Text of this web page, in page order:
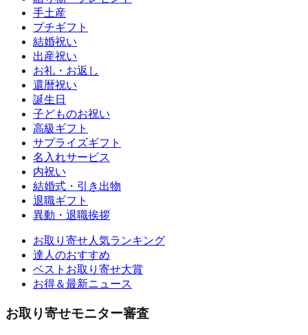
手土産
プチギフト
結婚祝い
出産祝い
お礼・お返し
還暦祝い
誕生日
子どものお祝い
高級ギフト
サプライズギフト
名入れサービス
内祝い
結婚式・引き出物
退職ギフト
異動・退職挨拶
お取り寄せ人気ランキング
達人のおすすめ
ベストお取り寄せ大賞
お得＆最新ニュース
お取り寄せモニター審査